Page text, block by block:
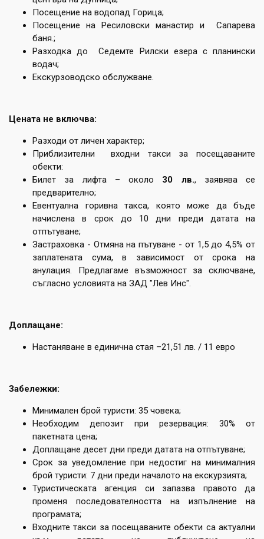
Посещение на водопад Горица;
Посещение на Ресиловски манастир и Сапарева
баня.;
Разходка до Седемте Рилски езера с планински
водач;
Екскурзоводско обслужване.
Цената не включва:
Разходи от личен характер;
Приблизителни входни такси за посещаваните
обекти:
Билет за лифта – около 30 лв., заявява се
предварително;
Евентуална горивна такса, която може да бъде
начислена в срок до 10 дни преди датата на
отпътуване;
Застраховка - Отмяна на пътуване - от 1,5 до 4,5% от
заплатената сума, в зависимост от срока на
анулация. Предлагаме възможност за сключване,
съгласно условията на ЗАД "Лев Инс".
Доплащане:
Настаняване в единична стая –21,51 лв. / 11 евро
Забележки:
Минимален брой туристи: 35 човека;
Необходим депозит при резервация: 30% от
пакетната цена;
Доплащане десет дни преди датата на отпътуване;
Срок за уведомление при недостиг на минималния
брой туристи: 7 дни преди началото на екскурзията;
Туристическата агенция си запазва правото да
променя последователността на изпълнение на
програмата;
Входните такси за посещаваните обекти са актуални